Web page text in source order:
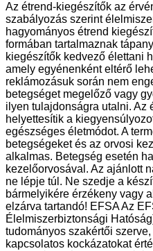
Az étrend-kiegészítők az
szabályozás szerint
hagyományos étrend
formában tartalmaznak
kiegészítők kedvező élettani
amely egyénenként eltérő
reklámozásuk során nem
betegséget megelőző vagy
ilyen tulajdonságra utalni. Az
helyettesítik a
egészséges életmódot. A
betegségeket és az orvosi
alkalmas. Betegség esetén
kezelőorvosával. Az ajánlott
ne lépje túl. Ne szedje a
bármelyikére érzékeny vagy
elzárva tartandó! EFSA Az
Élelmiszerbiztonsági
tudományos szakértői
kapcsolatos kockázatokat